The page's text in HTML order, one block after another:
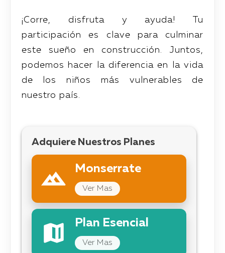
¡Corre, disfruta y ayuda! Tu
participación es clave para culminar
este sueño en construcción. Juntos,
podemos hacer la diferencia en la vida
de los niños más vulnerables de
nuestro país.
Adquiere Nuestros Planes
Monserrate
Ver Mas
Plan Esencial
Ver Mas